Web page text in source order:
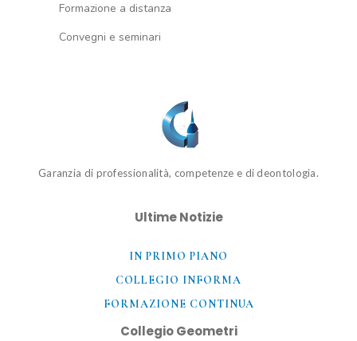
Formazione a distanza
Convegni e seminari
Garanzia di professionalità, competenze e di deontologia.
Ultime Notizie
IN PRIMO PIANO
COLLEGIO INFORMA
FORMAZIONE CONTINUA
Collegio Geometri